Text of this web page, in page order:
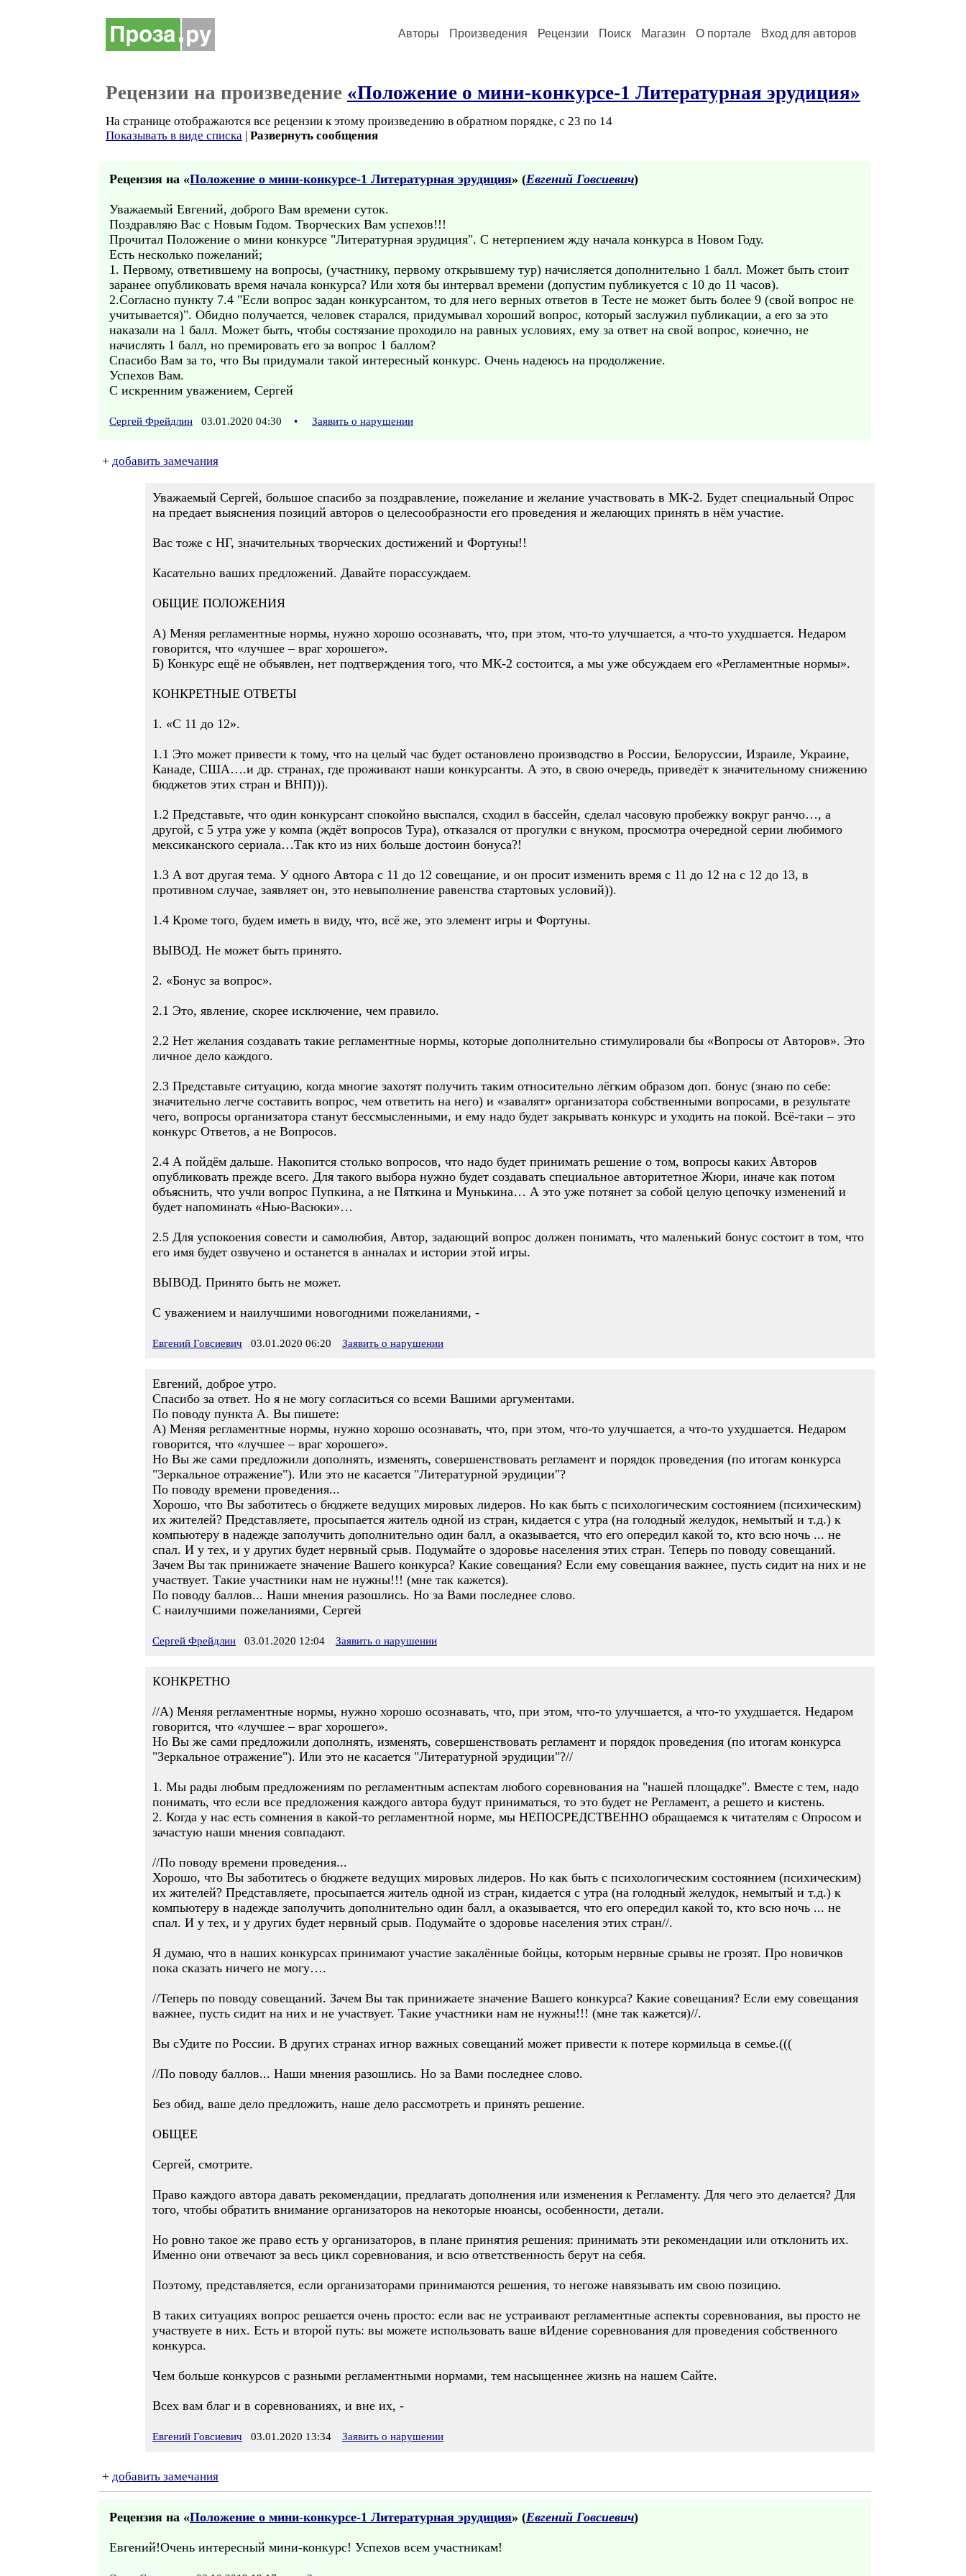
Авторы Произведения Рецензии Поиск Магазин О портале Вход для авторов
Рецензии на произведение «Положение о мини-конкурсе-1 Литературная эрудиция»
На странице отображаются все рецензии к этому произведению в обратном порядке, с 23 по 14
Показывать в виде списка | Развернуть сообщения
Рецензия на «Положение о мини-конкурсе-1 Литературная эрудиция» (Евгений Говсиевич)
Уважаемый Евгений, доброго Вам времени суток.
Поздравляю Вас с Новым Годом. Творческих Вам успехов!!!
Прочитал Положение о мини конкурсе "Литературная эрудиция". С нетерпением жду начала конкурса в Новом Году.
Есть несколько пожеланий;
1. Первому, ответившему на вопросы, (участнику, первому открывшему тур) начисляется дополнительно 1 балл. Может быть стоит
заранее опубликовать время начала конкурса? Или хотя бы интервал времени (допустим публикуется с 10 до 11 часов).
2.Согласно пункту 7.4 "Если вопрос задан конкурсантом, то для него верных ответов в Тесте не может быть более 9 (свой вопрос не
учитывается)". Обидно получается, человек старался, придумывал хороший вопрос, который заслужил публикации, а его за это
наказали на 1 балл. Может быть, чтобы состязание проходило на равных условиях, ему за ответ на свой вопрос, конечно, не
начислять 1 балл, но премировать его за вопрос 1 баллом?
Спасибо Вам за то, что Вы придумали такой интересный конкурс. Очень надеюсь на продолжение.
Успехов Вам.
С искренним уважением, Сергей
Сергей Фрейдлин 03.01.2020 04:30 • Заявить о нарушении
+ добавить замечания
Уважаемый Сергей, большое спасибо за поздравление, пожелание и желание участвовать в МК-2. Будет специальный Опрос
на предает выяснения позиций авторов о целесообразности его проведения и желающих принять в нём участие.
Вас тоже с НГ, значительных творческих достижений и Фортуны!!
Касательно ваших предложений. Давайте порассуждаем.
ОБЩИЕ ПОЛОЖЕНИЯ
А) Меняя регламентные нормы, нужно хорошо осознавать, что, при этом, что-то улучшается, а что-то ухудшается. Недаром
говорится, что «лучшее – враг хорошего».
Б) Конкурс ещё не объявлен, нет подтверждения того, что МК-2 состоится, а мы уже обсуждаем его «Регламентные нормы».
КОНКРЕТНЫЕ ОТВЕТЫ
1. «С 11 до 12».
1.1 Это может привести к тому, что на целый час будет остановлено производство в России, Белоруссии, Израиле, Украине,
Канаде, США….и др. странах, где проживают наши конкурсанты. А это, в свою очередь, приведёт к значительному снижению
бюджетов этих стран и ВНП))).
1.2 Представьте, что один конкурсант спокойно выспался, сходил в бассейн, сделал часовую пробежку вокруг ранчо…, а
другой, с 5 утра уже у компа (ждёт вопросов Тура), отказался от прогулки с внуком, просмотра очередной серии любимого
мексиканского сериала…Так кто из них больше достоин бонуса?!
1.3 А вот другая тема. У одного Автора с 11 до 12 совещание, и он просит изменить время с 11 до 12 на с 12 до 13, в
противном случае, заявляет он, это невыполнение равенства стартовых условий)).
1.4 Кроме того, будем иметь в виду, что, всё же, это элемент игры и Фортуны.
ВЫВОД. Не может быть принято.
2. «Бонус за вопрос».
2.1 Это, явление, скорее исключение, чем правило.
2.2 Нет желания создавать такие регламентные нормы, которые дополнительно стимулировали бы «Вопросы от Авторов». Это
личное дело каждого.
2.3 Представьте ситуацию, когда многие захотят получить таким относительно лёгким образом доп. бонус (знаю по себе:
значительно легче составить вопрос, чем ответить на него) и «завалят» организатора собственными вопросами, в результате
чего, вопросы организатора станут бессмысленными, и ему надо будет закрывать конкурс и уходить на покой. Всё-таки – это
конкурс Ответов, а не Вопросов.
2.4 А пойдём дальше. Накопится столько вопросов, что надо будет принимать решение о том, вопросы каких Авторов
опубликовать прежде всего. Для такого выбора нужно будет создавать специальное авторитетное Жюри, иначе как потом
объяснить, что учли вопрос Пупкина, а не Пяткина и Мунькина… А это уже потянет за собой целую цепочку изменений и
будет напоминать «Нью-Васюки»…
2.5 Для успокоения совести и самолюбия, Автор, задающий вопрос должен понимать, что маленький бонус состоит в том, что
его имя будет озвучено и останется в анналах и истории этой игры.
ВЫВОД. Принято быть не может.
С уважением и наилучшими новогодними пожеланиями, -
Евгений Говсиевич 03.01.2020 06:20 Заявить о нарушении
Евгений, доброе утро.
Спасибо за ответ. Но я не могу согласиться со всеми Вашими аргументами.
По поводу пункта А. Вы пишете:
А) Меняя регламентные нормы, нужно хорошо осознавать, что, при этом, что-то улучшается, а что-то ухудшается. Недаром
говорится, что «лучшее – враг хорошего».
Но Вы же сами предложили дополнять, изменять, совершенствовать регламент и порядок проведения (по итогам конкурса
"Зеркальное отражение"). Или это не касается "Литературной эрудиции"?
По поводу времени проведения...
Хорошо, что Вы заботитесь о бюджете ведущих мировых лидеров. Но как быть с психологическим состоянием (психическим)
их жителей? Представляете, просыпается житель одной из стран, кидается с утра (на голодный желудок, немытый и т.д.) к
компьютеру в надежде заполучить дополнительно один балл, а оказывается, что его опередил какой то, кто всю ночь ... не
спал. И у тех, и у других будет нервный срыв. Подумайте о здоровье населения этих стран. Теперь по поводу совещаний.
Зачем Вы так принижаете значение Вашего конкурса? Какие совещания? Если ему совещания важнее, пусть сидит на них и не
участвует. Такие участники нам не нужны!!! (мне так кажется).
По поводу баллов... Наши мнения разошлись. Но за Вами последнее слово.
С наилучшими пожеланиями, Сергей
Сергей Фрейдлин 03.01.2020 12:04 Заявить о нарушении
КОНКРЕТНО
//А) Меняя регламентные нормы, нужно хорошо осознавать, что, при этом, что-то улучшается, а что-то ухудшается. Недаром
говорится, что «лучшее – враг хорошего».
Но Вы же сами предложили дополнять, изменять, совершенствовать регламент и порядок проведения (по итогам конкурса
"Зеркальное отражение"). Или это не касается "Литературной эрудиции"?//
1. Мы рады любым предложениям по регламентным аспектам любого соревнования на "нашей площадке". Вместе с тем, надо
понимать, что если все предложения каждого автора будут приниматься, то это будет не Регламент, а решето и кистень.
2. Когда у нас есть сомнения в какой-то регламентной норме, мы НЕПОСРЕДСТВЕННО обращаемся к читателям с Опросом и
зачастую наши мнения совпадают.
//По поводу времени проведения...
Хорошо, что Вы заботитесь о бюджете ведущих мировых лидеров. Но как быть с психологическим состоянием (психическим)
их жителей? Представляете, просыпается житель одной из стран, кидается с утра (на голодный желудок, немытый и т.д.) к
компьютеру в надежде заполучить дополнительно один балл, а оказывается, что его опередил какой то, кто всю ночь ... не
спал. И у тех, и у других будет нервный срыв. Подумайте о здоровье населения этих стран//.
Я думаю, что в наших конкурсах принимают участие закалённые бойцы, которым нервные срывы не грозят. Про новичков
пока сказать ничего не могу….
//Теперь по поводу совещаний. Зачем Вы так принижаете значение Вашего конкурса? Какие совещания? Если ему совещания
важнее, пусть сидит на них и не участвует. Такие участники нам не нужны!!! (мне так кажется)//.
Вы сУдите по России. В других странах игнор важных совещаний может привести к потере кормильца в семье.(((
//По поводу баллов... Наши мнения разошлись. Но за Вами последнее слово.
Без обид, ваше дело предложить, наше дело рассмотреть и принять решение.
ОБЩЕЕ
Сергей, смотрите.
Право каждого автора давать рекомендации, предлагать дополнения или изменения к Регламенту. Для чего это делается? Для
того, чтобы обратить внимание организаторов на некоторые нюансы, особенности, детали.
Но ровно такое же право есть у организаторов, в плане принятия решения: принимать эти рекомендации или отклонить их.
Именно они отвечают за весь цикл соревнования, и всю ответственность берут на себя.
Поэтому, представляется, если организаторами принимаются решения, то негоже навязывать им свою позицию.
В таких ситуациях вопрос решается очень просто: если вас не устраивают регламентные аспекты соревнования, вы просто не
участвуете в них. Есть и второй путь: вы можете использовать ваше вИдение соревнования для проведения собственного
конкурса.
Чем больше конкурсов с разными регламентными нормами, тем насыщеннее жизнь на нашем Сайте.
Всех вам благ и в соревнованиях, и вне их, -
Евгений Говсиевич 03.01.2020 13:34 Заявить о нарушении
+ добавить замечания
Рецензия на «Положение о мини-конкурсе-1 Литературная эрудиция» (Евгений Говсиевич)
Евгений!Очень интересный мини-конкурс! Успехов всем участникам!